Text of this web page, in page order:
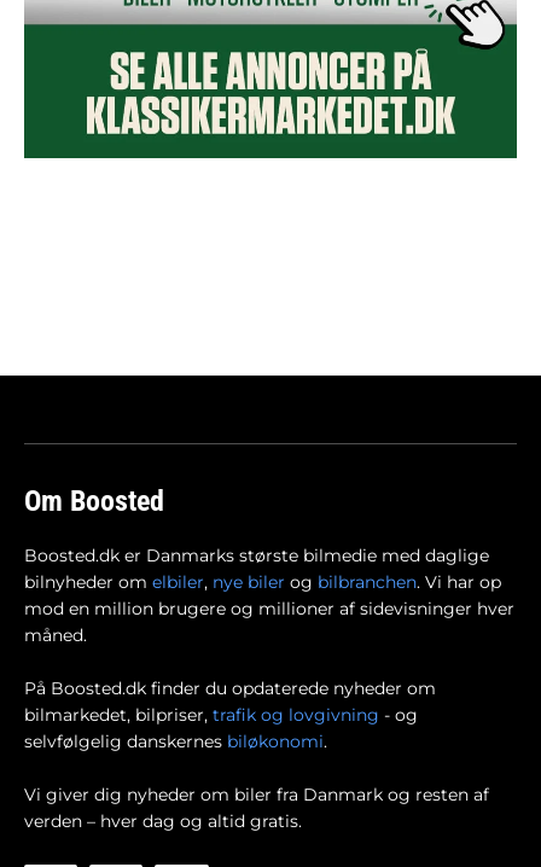
Om Boosted
Boosted.dk er Danmarks største bilmedie med daglige
bilnyheder om elbiler, nye biler og bilbranchen. Vi har op
mod en million brugere og millioner af sidevisninger hver
måned.
På Boosted.dk finder du opdaterede nyheder om
bilmarkedet, bilpriser, trafik og lovgivning - og
selvfølgelig danskernes biløkonomi.
Vi giver dig nyheder om biler fra Danmark og resten af
verden – hver dag og altid gratis.